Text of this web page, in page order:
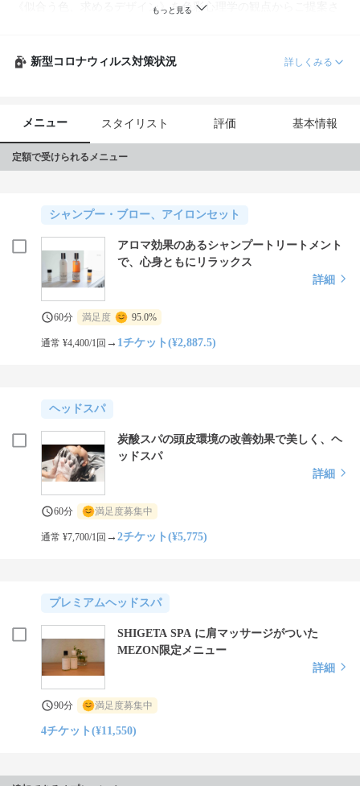
《似合う色、求めるデザイン》を色彩心理学の観点からご提案さ
しさとヘアデザイン”を提供いたします。
新型コロナウィルス対策状況 詳しくみる
メニュー スタイリスト 評価 基本情報
定額で受けられるメニュー
シャンプー・ブロー、アイロンセット
アロマ効果のあるシャンプートリートメント
で、心身ともにリラックス
詳細
60分 満足度 95.0%
通常 ¥4,400/1回 → 1チケット(¥2,887.5)
ヘッドスパ
炭酸スパの頭皮環境の改善効果で美しく、ヘ
ッドスパ
詳細
60分 満足度募集中
通常 ¥7,700/1回 →2チケット(¥5,775)
プレミアムヘッドスパ
SHIGETA SPA に肩マッサージがついた
MEZON限定メニュー
詳細
90分 満足度募集中
4チケット(¥11,550)